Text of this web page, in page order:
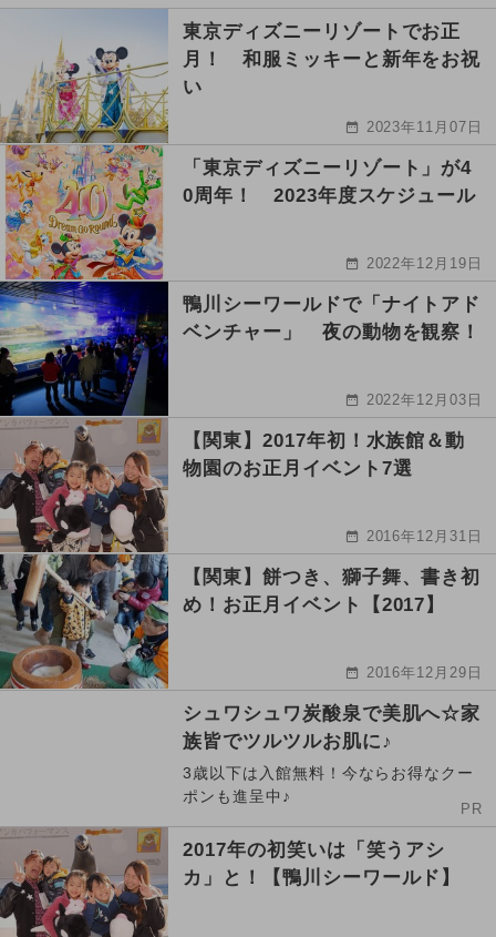
東京ディズニーリゾートでお正
月！ 和服ミッキーと新年をお祝
い
2023年11月07日
「東京ディズニーリゾート」が4
0周年！ 2023年度スケジュール
2022年12月19日
鴨川シーワールドで「ナイトアド
ベンチャー」 夜の動物を観察！
2022年12月03日
【関東】2017年初！水族館＆動
物園のお正月イベント7選
2016年12月31日
【関東】餅つき、獅子舞、書き初
め！お正月イベント【2017】
2016年12月29日
シュワシュワ炭酸泉で美肌へ☆家
族皆でツルツルお肌に♪
3歳以下は入館無料！今ならお得なクー
ポンも進呈中♪
PR
2017年の初笑いは「笑うアシ
カ」と！【鴨川シーワールド】